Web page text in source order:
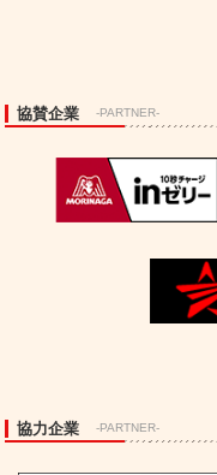
協賛企業 -PARTNER-
協力企業 -PARTNER-